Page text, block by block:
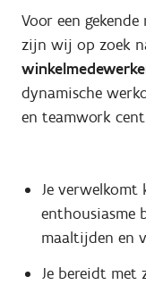
Voor een
zijn wij op zoek
dynamische
en teamwork
Je
enthousiasme
maaltijden en
Je bereidt met